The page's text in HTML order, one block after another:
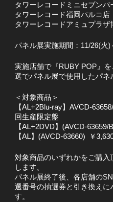
タワーレコードミニセブンパ
タワーレコード福岡パルコ店
タワーレコードアミュプラザ
パネル展実施期間：11/26(火
実施店舗で『RUBY POP』
選でパネル展で使用したパネ
＜対象商品＞
【AL+2Blu-ray】AVCD-
回生産限定盤
【AL+2DVD】(AVCD-
【AL】(AVCD-63660) ￥
対象商品のいずれかをご購入
します。
パネル展終了後、各店舗の
選番号の抽選券と引き換えに
す。